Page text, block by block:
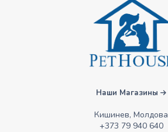
Наши Магазины
Кишинев, Молдова
+373 79 940 640